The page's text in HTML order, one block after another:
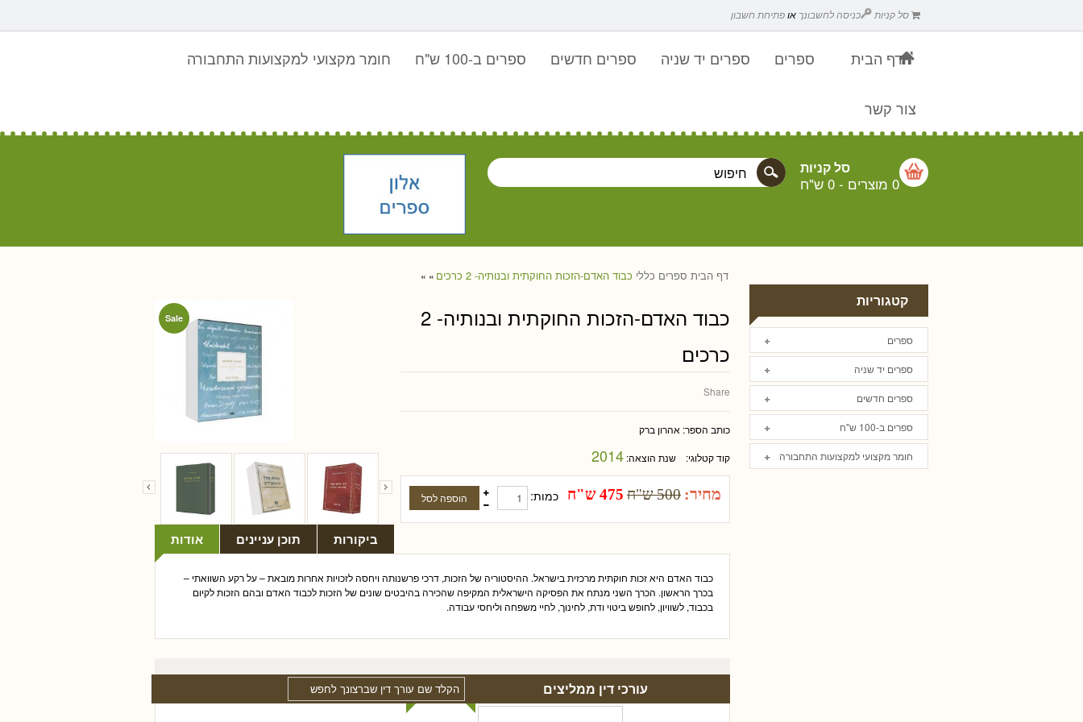
סל קניות כניסה לחשבונך אופתיחת חשבון
דף הבית ספרים ספרים יד שניה ספרים חדשים ספרים ב-100 ש"ח חומר מקצועי למקצועות התחבורה
צור קשר
סל קניות
0 מוצרים - 0 ש"ח
דף הבית » ספרים כללי » כבוד האדם-הזכות החוקתית ובנותיה- 2 כרכים
Sale
כבוד האדם-הזכות החוקתית ובנותיה- 2
כרכים
Share
כותב הספר: אהרון ברק
קוד קטלוגי: שנת הוצאה:2014
מחיר: 500 ש"ח 475 ש"ח כמות:
אודות תוכן עניינים ביקורות
כבוד האדם היא זכות חוקתית מרכזית בישראל. ההיסטוריה של הזכות, דרכי פרשנותה ויחסה לזכויות אחרות מובאת – על רקע השוואתי –
בכרך הראשון. הכרך השני מנתח את הפסיקה הישראלית המקיפה שהכירה בהיבטים שונים של הזכות לכבוד האדם ובהם הזכות לקיום
בכבוד, לשוויון, לחופש ביטוי ודת, לחינוך, לחיי משפחה וליחסי עבודה.
עורכי דין ממליצים
קטגוריות
ספרים
ספרים יד שניה
ספרים חדשים
ספרים ב-100 ש"ח
חומר מקצועי למקצועות התחבורה